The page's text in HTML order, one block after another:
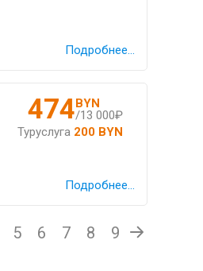
Подробнее...
474BYN
/13 000₽
Туруслуга 200 BYN
Подробнее...
5 6 7 8 9